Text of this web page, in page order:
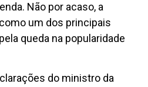
Não por acaso, a
um dos principais
queda na popularidade
do ministro da